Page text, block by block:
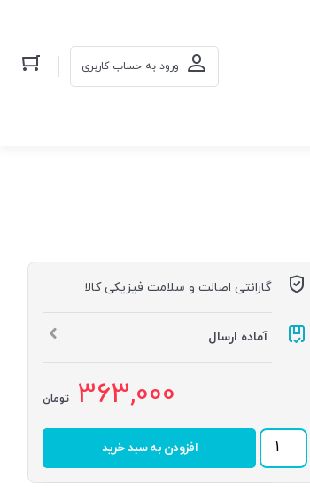
ورود به حساب کاربری
گارانتی اصالت و سلامت فیزیکی کالا
آماده ارسال
363,000 تومان
بلبرینگ
عقب
ال
افزودن به سبد خرید